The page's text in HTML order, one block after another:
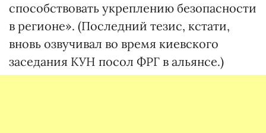
способствовать укреплению безопасности
в регионе». (Последний тезис, кстати,
вновь озвучивал во время киевского
заседания КУН посол ФРГ в альянсе.)